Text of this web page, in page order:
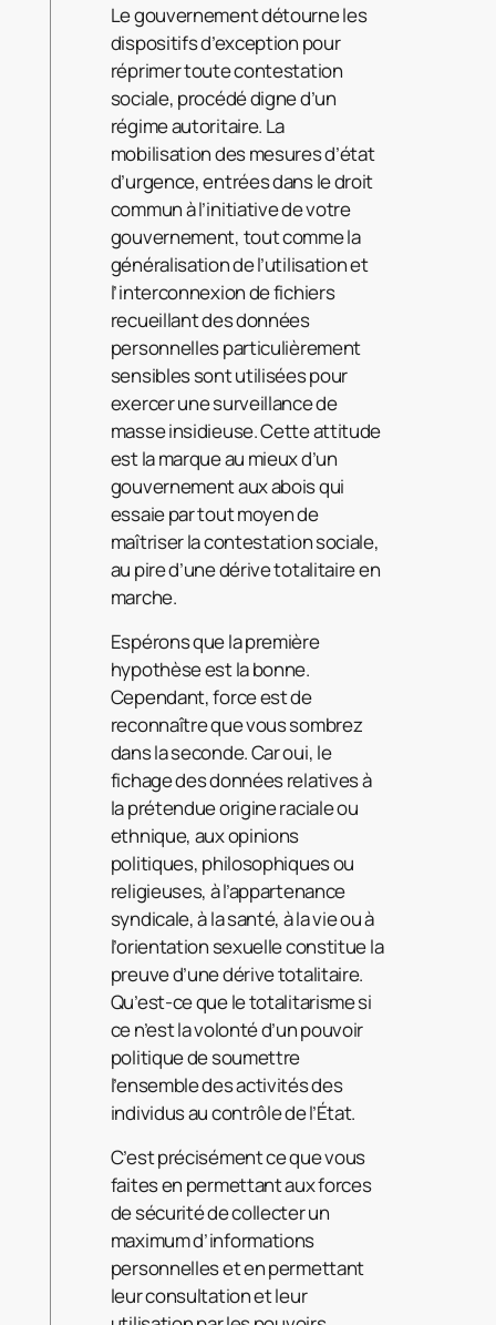
Le gouvernement détourne les
dispositifs d’exception pour
réprimer toute contestation
sociale, procédé digne d’un
régime autoritaire. La
mobilisation des mesures d’état
d’urgence, entrées dans le droit
commun à l’initiative de votre
gouvernement, tout comme la
généralisation de l’utilisation et
l’interconnexion de fichiers
recueillant des données
personnelles particulièrement
sensibles sont utilisées pour
exercer une surveillance de
masse insidieuse. Cette attitude
est la marque au mieux d’un
gouvernement aux abois qui
essaie par tout moyen de
maîtriser la contestation sociale,
au pire d’une dérive totalitaire en
marche.
Espérons que la première
hypothèse est la bonne.
Cependant, force est de
reconnaître que vous sombrez
dans la seconde. Car oui, le
fichage des données relatives à
la prétendue origine raciale ou
ethnique, aux opinions
politiques, philosophiques ou
religieuses, à l’appartenance
syndicale, à la santé, à la vie ou à
l’orientation sexuelle constitue la
preuve d’une dérive totalitaire.
Qu’est-ce que le totalitarisme si
ce n’est la volonté d’un pouvoir
politique de soumettre
l’ensemble des activités des
individus au contrôle de l’État.
C’est précisément ce que vous
faites en permettant aux forces
de sécurité de collecter un
maximum d’informations
personnelles et en permettant
leur consultation et leur